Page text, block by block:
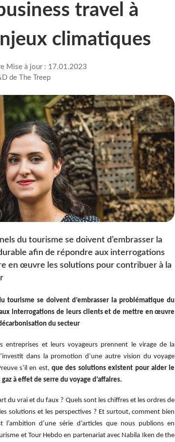
travel à
climatiques
Mise à jour : 17.01.2023
de The Treep
du tourisme se doivent d’embrasser la
afin de répondre aux interrogations
en œuvre les solutions pour contribuer à la
tourisme se doivent d’embrasser la problématique du
interrogations de leurs clients et de mettre en œuvre
du secteur
entreprises et leurs voyageurs prennent le virage de la
dans la promotion d’une autre vision du voyage
s’il en est,que des solutions existent pour aider le
à effet de serre du voyage d’affaires.
du vrai et du faux ? Quels sont les chiffres et les ordres de
solutions et les perspectives ? Et surtout, comment bien
d’une série d’articles que nous publions en
et Tour Hebdo en partenariat avec Nabila Iken de the